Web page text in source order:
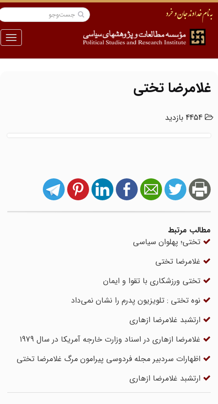
منو
غلامرضا تختی
4454 بازدید
مطالب مرتبط
تختی؛ پهلوان سیاسی
غلامرضا تختی
تختی ورزشکاری با تقوا و ایمان
نوه تختی : تلویزیون پدرم را نشان نمی‌داد
ارتشبد غلامرضا ازهاری
غلامرضا ازهارى در اسناد وزارت خارجه آمریکا در سال 1979
اظهارات سردبیر مجله فردوسی پیرامون مرگ غلامرضا تختی
ارتشبد غلامرضا ازهاری